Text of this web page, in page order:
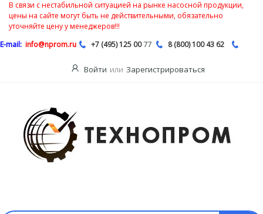
В связи с нестабильной ситуацией на рынке насосной продукции,
цены на сайте могут быть не действительными, обязательно
уточняйте цену у менеджеров!!!
E-mail: info@nprom.ru +7 (495) 125 0077 8 (800) 100 43 62
Войти или Зарегистрироваться